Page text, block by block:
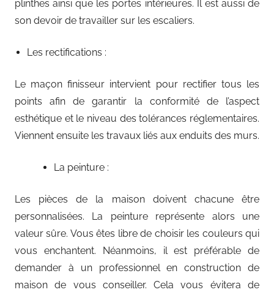
plinthes ainsi que les portes intérieures. Il est aussi de
son devoir de travailler sur les escaliers.
Les rectifications :
Le maçon finisseur intervient pour rectifier tous les
points afin de garantir la conformité de l’aspect
esthétique et le niveau des tolérances réglementaires.
Viennent ensuite les travaux liés aux enduits des murs.
La peinture :
Les pièces de la maison doivent chacune être
personnalisées. La peinture représente alors une
valeur sûre. Vous êtes libre de choisir les couleurs qui
vous enchantent. Néanmoins, il est préférable de
demander à un professionnel en construction de
maison de vous conseiller. Cela vous évitera de